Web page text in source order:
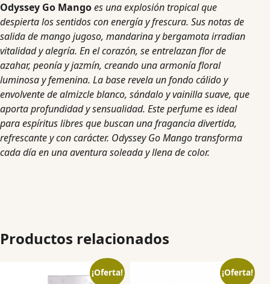
Odyssey Go Mangoes una explosión tropical que
despierta los sentidos con energía y frescura. Sus notas de
salida de mango jugoso, mandarina y bergamota irradian
vitalidad y alegría. En el corazón, se entrelazan flor de
azahar, peonía y jazmín, creando una armonía floral
luminosa y femenina. La base revela un fondo cálido y
envolvente de almizcle blanco, sándalo y vainilla suave, que
aporta profundidad y sensualidad. Este perfume es ideal
para espíritus libres que buscan una fragancia divertida,
refrescante y con carácter. Odyssey Go Mango transforma
cada día en una aventura soleada y llena de color.
Productos relacionados
¡Oferta! ¡Oferta!